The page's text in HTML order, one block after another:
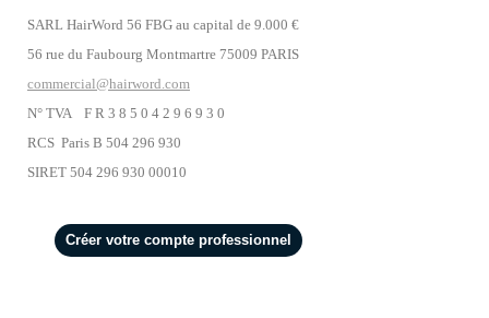
SARL HairWord 56 FBG au capital de 9.000 €
56 rue du Faubourg Montmartre 75009 PARIS
commercial@hairword.com
N° TVA F R 3 8 5 0 4 2 9 6 9 3 0
RCS Paris B 504 296 930
SIRET 504 296 930 00010
Créer votre compte professionnel